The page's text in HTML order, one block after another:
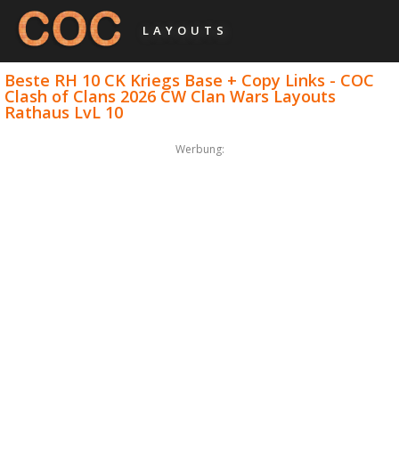
LAYOUTS
Beste RH 10 CK Kriegs Base + Copy Links - COC
Clash of Clans 2026 CW Clan Wars Layouts
Rathaus LvL 10
Werbung: